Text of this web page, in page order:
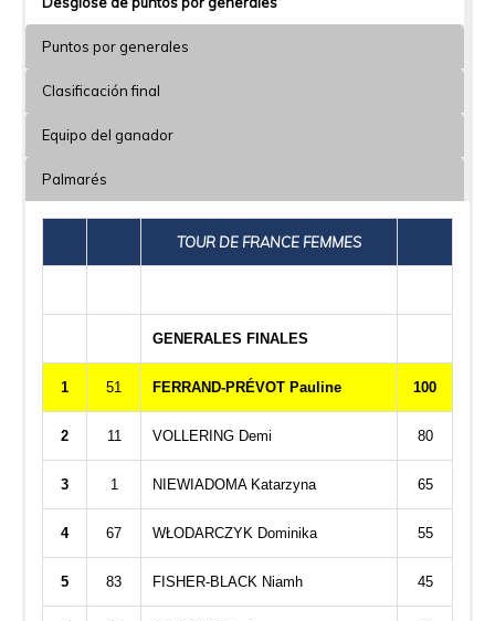
Puntos por generales
Clasificación final
Equipo del ganador
Palmarés
TOUR DE FRANCE FEMMES
GENERALES FINALES
1 51 FERRAND-PRÉVOT Pauline 100
2 11 VOLLERING Demi 80
3 1 NIEWIADOMA Katarzyna 65
4 67 WŁODARCZYK Dominika 55
5 83 FISHER-BLACK Niamh 45